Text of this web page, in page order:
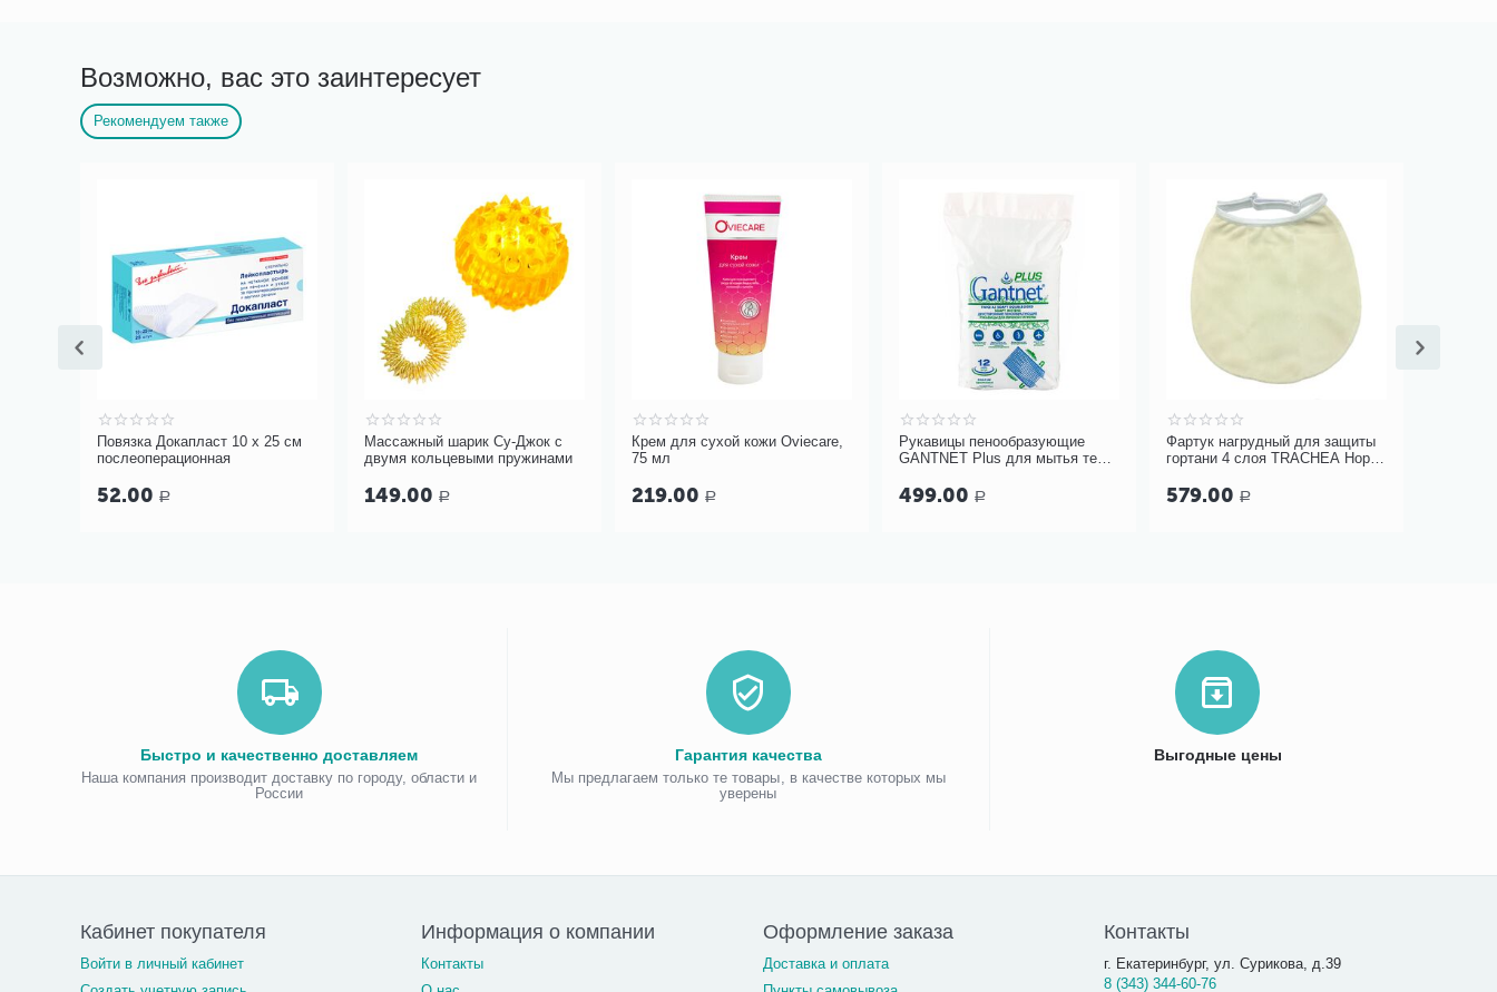
Возможно, вас это заинтересует
Рекомендуем также
Повязка Докапласт 10 х 25 см
послеоперационная
52.00 Р
Массажный шарик Су-Джок с
двумя кольцевыми пружинами
149.00 Р
Крем для сухой кожи Oviecare,
75 мл
219.00 Р
Рукавицы пенообразующие
GANTNET Plus для мытья тела,
499.00 Р
Фартук нагрудный для защиты
гортани 4 слоя TRACHEA Норм,
579.00 Р
Быстро и качественно доставляем
Наша компания производит доставку по городу, области и
России
Гарантия качества
Мы предлагаем только те товары, в качестве которых мы
уверены
Выгодные цены
Кабинет покупателя
Войти в личный кабинет
Информация о компании
Контакты
Оформление заказа
Доставка и оплата
Контакты
г. Екатеринбург, ул. Сурикова, д.39
8 (343) 344-60-76